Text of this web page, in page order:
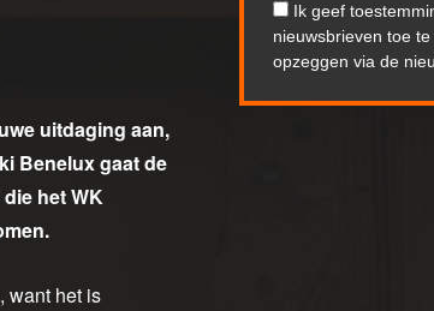
uitdaging aan,
Benelux gaat de
het WK
want het is
Ik geef
nieuwsbrieven toe
opzeggen via de